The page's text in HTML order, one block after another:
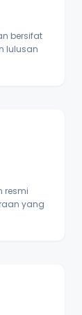
bersifat
lulusan
resmi
yang